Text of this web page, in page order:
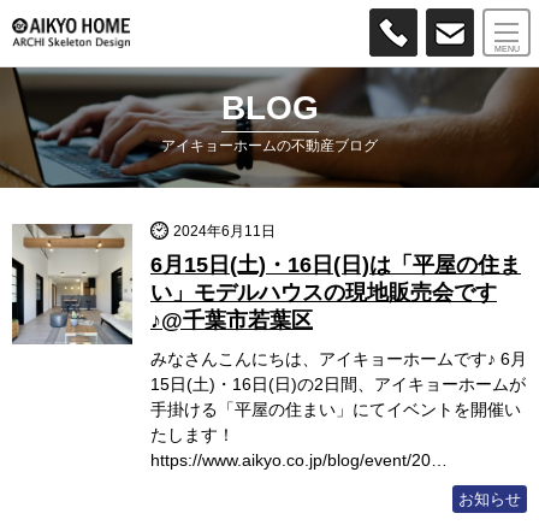
BLOG
アイキョーホームの不動産ブログ
2024年6月11日
6月15日(土)・16日(日)は「平屋の住ま
い」モデルハウスの現地販売会です
♪@千葉市若葉区
みなさんこんにちは、アイキョーホームです♪ 6月
15日(土)・16日(日)の2日間、アイキョーホームが
手掛ける「平屋の住まい」にてイベントを開催い
たします！
https://www.aikyo.co.jp/blog/event/20…
お知らせ
MENU